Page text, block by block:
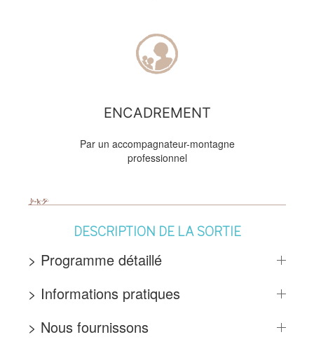
ENCADREMENT
Par un accompagnateur-montagne
professionnel
DESCRIPTION DE LA SORTIE
> Programme détaillé
> Informations pratiques
> Nous fournissons